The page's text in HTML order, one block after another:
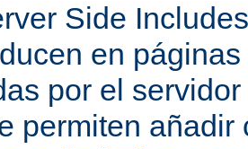
Side
en
por el
permiten